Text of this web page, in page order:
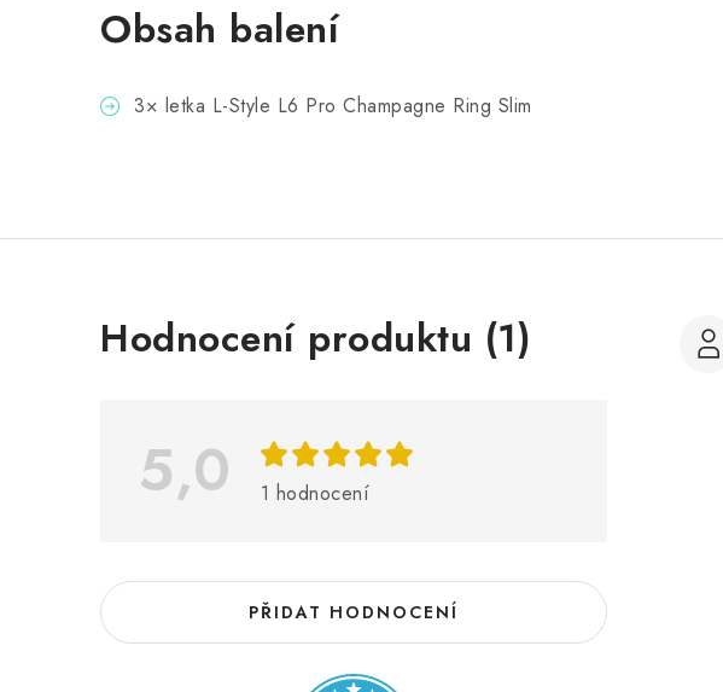
Obsah balení
3× letka L-Style L6 Pro Champagne Ring Slim
Hodnocení produktu (1)
5,0 1 hodnocení
PŘIDAT HODNOCENÍ
V
o
d
n